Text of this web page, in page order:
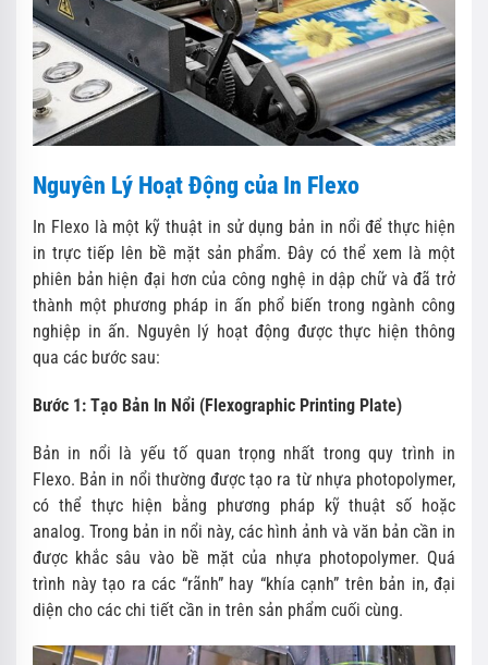
Nguyên Lý Hoạt Động của In Flexo
In Flexo là một kỹ thuật in sử dụng bản in nổi để thực hiện
in trực tiếp lên bề mặt sản phẩm. Đây có thể xem là một
phiên bản hiện đại hơn của công nghệ in dập chữ và đã trở
thành một phương pháp in ấn phổ biến trong ngành công
nghiệp in ấn. Nguyên lý hoạt động được thực hiện thông
qua các bước sau:
Bước 1: Tạo Bản In Nổi (Flexographic Printing Plate)
Bản in nổi là yếu tố quan trọng nhất trong quy trình in
Flexo. Bản in nổi thường được tạo ra từ nhựa photopolymer,
có thể thực hiện bằng phương pháp kỹ thuật số hoặc
analog. Trong bản in nổi này, các hình ảnh và văn bản cần in
được khắc sâu vào bề mặt của nhựa photopolymer. Quá
trình này tạo ra các “rãnh” hay “khía cạnh” trên bản in, đại
diện cho các chi tiết cần in trên sản phẩm cuối cùng.